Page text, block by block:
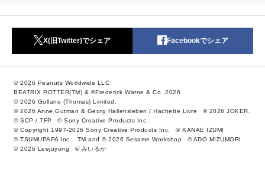
X(旧Twitter)でシェア Facebookでシェア
© 2026 Peanuts Worldwide LLC
BEATRIX POTTER(TM) & ©Frederick Warne & Co.,2026
© 2026 Gullane (Thomas) Limited.
© 2026 Anne Gutman & Georg Hallensleben / Hachette Livre
© 2026 JOKER.
© SCP / TFP
© Sony Creative Products Inc.
© Copyright 1997-2026 Sony Creative Products Inc.
© KANAE IZUMI
© TSUMUPAPA Inc.
TM and © 2026 Sesame Workshop
© ADO MIZUMORI
© 2026 Leejuyong
© みいるか